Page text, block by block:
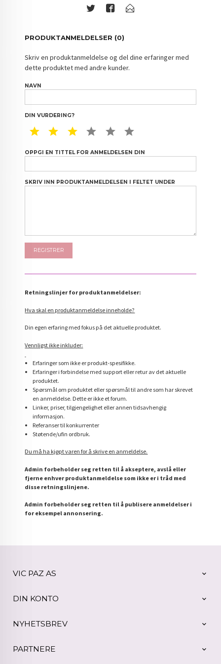
PRODUKTANMELDELSER (0)
Skriv en produktanmeldelse og del dine erfaringer med
dette produktet med andre kunder.
NAVN
DIN VURDERING?
1 STAR2 STAR3 STAR4 STAR5 STAR
OPPGI EN TITTEL FOR ANMELDELSEN DIN
SKRIV INN PRODUKTANMELDELSEN I FELTET UNDER
Retningslinjer for produktanmeldelser:
Hva skal en produktanmeldelse inneholde?
Din egen erfaring med fokus på det aktuelle produktet.
Vennligst ikke inkluder:
Erfaringer som ikke er produkt-spesifikke.
Erfaringer i forbindelse med support eller retur av det aktuelle
produktet.
Spørsmål om produktet eller spørsmål til andre som har skrevet
en anmeldelse. Dette er ikke et forum.
Linker, priser, tilgjengelighet eller annen tidsavhengig
informasjon.
Referanser til konkurrenter
Støtende/ufin ordbruk.
Du må ha kjøpt varen for å skrive en anmeldelse.
Admin forbeholder seg retten til å akseptere, avslå eller
fjerne enhver produktanmeldelse som ikke er i tråd med
disse retningslinjene.
Admin forbeholder seg retten til å publisere anmeldelser i
for eksempel annonsering.
VIC PAZ AS
DIN KONTO
NYHETSBREV
PARTNERE